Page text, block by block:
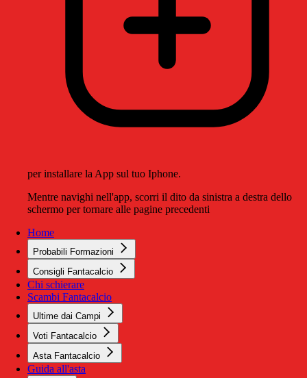
per installare la App sul tuo Iphone.
Mentre navighi nell'app, scorri il dito da sinistra a destra dello
schermo per tornare alle pagine precedenti
Home
Probabili Formazioni
Consigli Fantacalcio
Chi schierare
Scambi Fantacalcio
Ultime dai Campi
Voti Fantacalcio
Asta Fantacalcio
Guida all'asta